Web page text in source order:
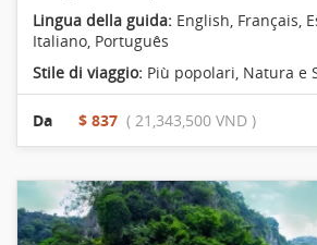
Lingua della guida: English, Français,
Italiano, Português
Stile di viaggio: Più popolari Natura e
Da $ 837 ( 21,343,500 VND )